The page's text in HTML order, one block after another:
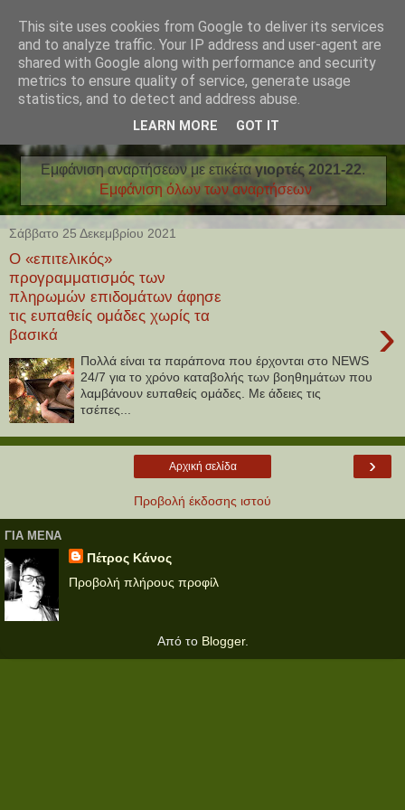
Εμφάνιση αναρτήσεων με ετικέταγιορτές 2021-22.
Εμφάνιση όλων των αναρτήσεων
Σάββατο 25 Δεκεμβρίου 2021
Ο «επιτελικός»
προγραμματισμός των
πληρωμών επιδομάτων άφησε
τις ευπαθείς ομάδες χωρίς τα
βασικά
›
Πολλά είναι τα παράπονα που έρχονται στο NEWS
24/7 για το χρόνο καταβολής των βοηθημάτων που
λαμβάνουν ευπαθείς ομάδες. Με άδειες τις
τσέπες...
›
Αρχική σελίδα
Προβολή έκδοσης ιστού
ΓΙΑ ΜΕΝΑ
Πέτρος Κάνος
Προβολή πλήρους προφίλ
Από το Blogger.
This site uses cookies from Google to deliver its services
and to analyze traffic. Your IP address and user-agent are
shared with Google along with performance and security
metrics to ensure quality of service, generate usage
statistics, and to detect and address abuse.
LEARN MORE GOT IT